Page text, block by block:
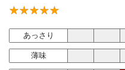
あっさり
薄味